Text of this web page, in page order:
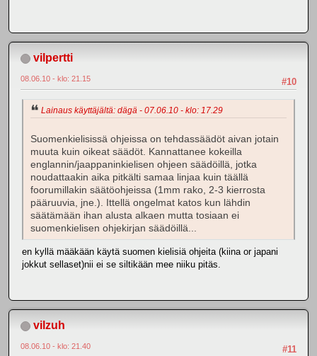
vilpertti
#10
08.06.10 - klo: 21.15
Lainaus käyttäjältä: dägä - 07.06.10 - klo: 17.29
Suomenkielisissä ohjeissa on tehdassäädöt aivan jotain
muuta kuin oikeat säädöt. Kannattanee kokeilla
englannin/jaappaninkielisen ohjeen säädöillä, jotka
noudattaakin aika pitkälti samaa linjaa kuin täällä
foorumillakin säätöohjeissa (1mm rako, 2-3 kierrosta
pääruuvia, jne.). Ittellä ongelmat katos kun lähdin
säätämään ihan alusta alkaen mutta tosiaan ei
suomenkielisen ohjekirjan säädöillä...
en kyllä määkään käytä suomen kielisiä ohjeita (kiina or japani
jokkut sellaset)nii ei se siltikään mee niiku pitäs.
vilzuh
#11
08.06.10 - klo: 21.40